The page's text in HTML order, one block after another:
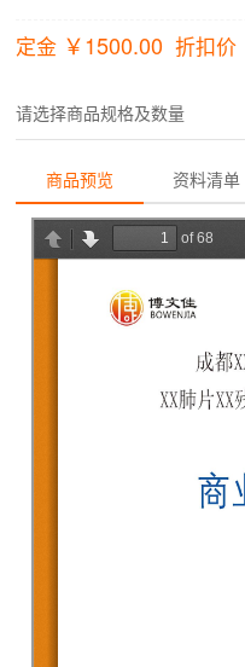
定金 ￥1500.00 折扣价
请选择商品规格及数量
商品预览 资料清单